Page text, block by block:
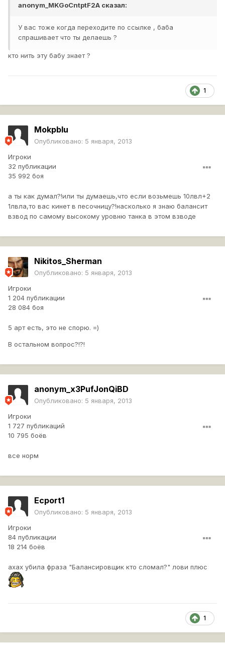
anonym_MKGoCntptF2A сказал:
У вас тоже когда переходите по ссылке , баба
спрашивает что ты делаешь ?
кто нить эту бабу знает ?
1
Mokpblu
Опубликовано: 5 января, 2013
Игроки
32 публикации
35 992 боя
а ты как думал?!или ты думаешь,что если возьмешь 10лвл+2
1лвла,то вас кинет в песочницу?!насколько я знаю балансит
взвод по самому высокому уровню танка в этом взводе
Nikitos_Sherman
Опубликовано: 5 января, 2013
Игроки
1 204 публикации
28 084 боя
5 арт есть, это не спорю. =)
В остальном вопрос?!?!
anonym_x3PufJonQiBD
Опубликовано: 5 января, 2013
Игроки
1 727 публикаций
10 795 боёв
все норм
Ecport1
Опубликовано: 5 января, 2013
Игроки
84 публикации
18 214 боёв
ахах убила фраза "Балансировщик кто сломал?" лови плюс
1